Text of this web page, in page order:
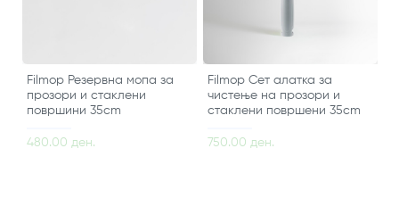
Filmop Резервна мопа за
прозори и стаклени
површини 35cm
480.00 ден.
Filmop Сет алатка за
чистење на прозори и
стаклени површени 35cm
750.00 ден.